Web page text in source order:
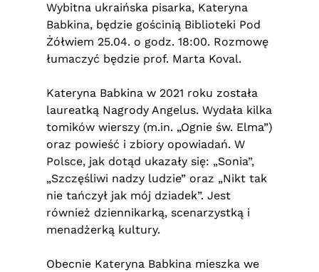
Wybitna ukraińska pisarka, Kateryna
Babkina, będzie gościnią Biblioteki Pod
Żółwiem 25.04. o godz. 18:00. Rozmowę
łumaczyć będzie prof. Marta Koval.
Kateryna Babkina w 2021 roku została
laureatką Nagrody Angelus. Wydała kilka
tomików wierszy (m.in. „Ognie św. Elma”)
oraz powieść i zbiory opowiadań. W
Polsce, jak dotąd ukazały się: „Sonia”,
„Szczęśliwi nadzy ludzie” oraz „Nikt tak
nie tańczył jak mój dziadek”. Jest
również dziennikarką, scenarzystką i
menadżerką kultury.
Obecnie Kateryna Babkina mieszka we